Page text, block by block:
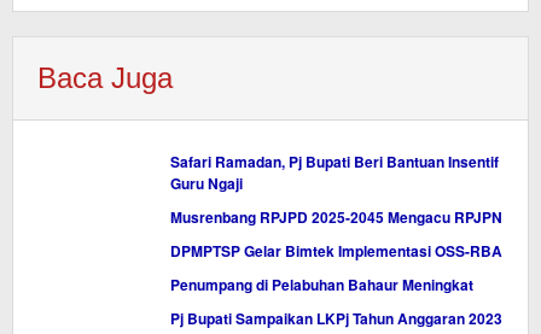
Baca Juga
Safari Ramadan, Pj Bupati Beri Bantuan Insentif
Guru Ngaji
Musrenbang RPJPD 2025-2045 Mengacu RPJPN
DPMPTSP Gelar Bimtek Implementasi OSS-RBA
Penumpang di Pelabuhan Bahaur Meningkat
Pj Bupati Sampaikan LKPj Tahun Anggaran 2023